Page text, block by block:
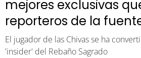
mejores exclusivas
reporteros de la
El jugador de las Chivas se ha
'insider' del Rebaño Sagrado